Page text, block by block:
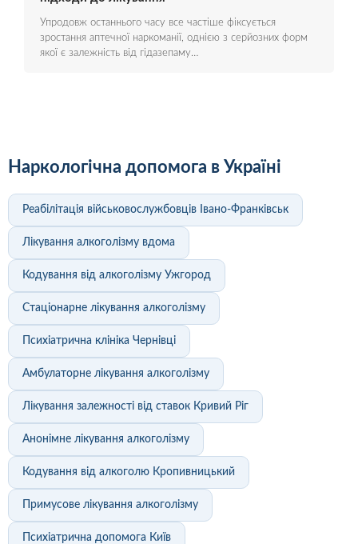
Упродовж останнього часу все частіше фіксується
зростання аптечної наркоманії, однією з серйозних форм
якої є залежність від гідазепаму…
Наркологічна допомога в Україні
Реабілітація військовослужбовців Івано-Франківськ
Лікування алкоголізму вдома
Кодування від алкоголізму Ужгород
Стаціонарне лікування алкоголізму
Психіатрична клініка Чернівці
Амбулаторне лікування алкоголізму
Лікування залежності від ставок Кривий Ріг
Анонімне лікування алкоголізму
Кодування від алкоголю Кропивницький
Примусове лікування алкоголізму
Психіатрична допомога Київ